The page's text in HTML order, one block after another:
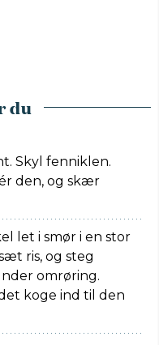
du
Skyl fenniklen.
den, og skær
let i smør i en stor
ris, og steg
omrøring.
koge ind til den